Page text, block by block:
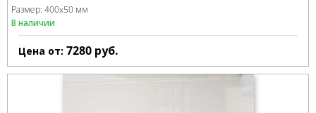
Размер: 400x50 мм
В наличии
Цена от: 7280 руб.